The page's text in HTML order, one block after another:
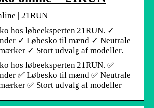
| 21RUN
hos løbeeksperten 21RUN. ✓
✓ Løbesko til mænd ✓ Neutrale
✓ Stort udvalg af modeller.
hos løbeeksperten 21RUN. ✅
✅ Løbesko til mænd ✅ Neutrale
✅ Stort udvalg af modeller